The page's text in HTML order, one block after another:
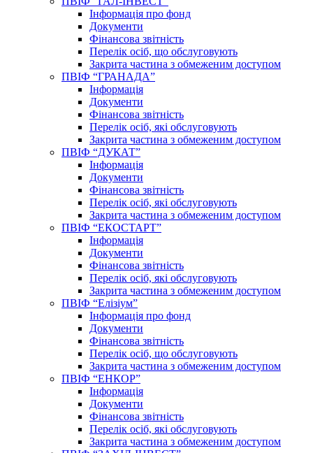
Інформація про фонд
Документи
Фінансова звітність
Перелік осіб, що обслуговують
Закрита частина з обмеженим доступом
ПВІФ “ГРАНАДА”
Інформація
Документи
Фінансова звітність
Перелік осіб, які обслуговують
Закрита частина з обмеженим доступом
ПВІФ “ДУКАТ”
Інформація
Документи
Фінансова звітність
Перелік осіб, які обслуговують
Закрита частина з обмеженим доступом
ПВІФ “ЕКОСТАРТ”
Інформація
Документи
Фінансова звітність
Перелік осіб, які обслуговують
Закрита частина з обмеженим доступом
ПВІФ “Елізіум”
Інформація про фонд
Документи
Фінансова звітність
Перелік осіб, що обслуговують
Закрита частина з обмеженим доступом
ПВІФ “ЕНКОР”
Інформація
Документи
Фінансова звітність
Перелік осіб, які обслуговують
Закрита частина з обмеженим доступом